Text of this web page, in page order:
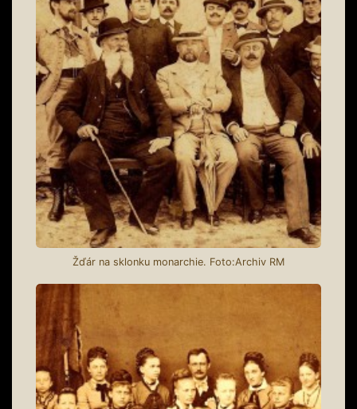
Žďár na sklonku monarchie. Foto:Archiv RM